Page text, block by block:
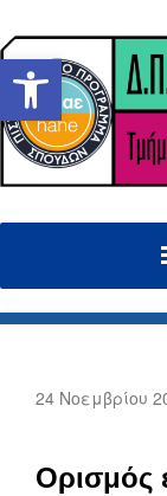
Ανοίξτε τη γραμμή
24 Νοεμβρίου